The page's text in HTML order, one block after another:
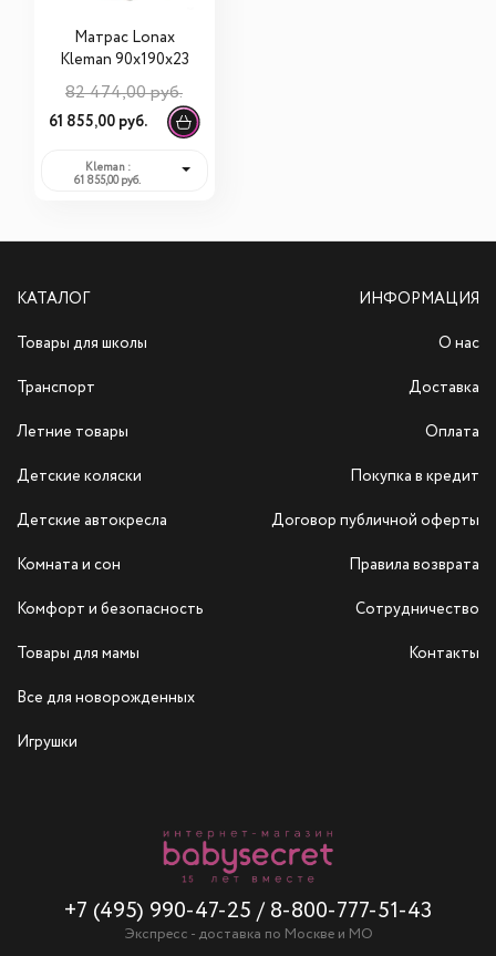
Матрас Lonax
Kleman 90х190х23
82 474,00 руб.
61 855,00 руб.
Kleman :
61 855,00 руб.
КАТАЛОГ
Товары для школы
Транспорт
Летние товары
Детские коляски
Детские автокресла
Комната и сон
Комфорт и безопасность
Товары для мамы
Все для новорожденных
Игрушки
+7 (495) 990-47-25 / 8-800-777-51-43
Экспресс - доставка по Москве и МО
ИНФОРМАЦИЯ
О нас
Доставка
Оплата
Покупка в кредит
Договор публичной оферты
Правила возврата
Сотрудничество
Контакты